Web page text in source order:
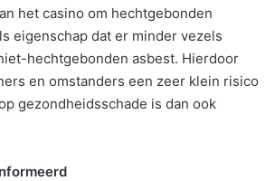
het casino om hechtgebonden
eigenschap dat er minder vezels
hechtgebonden asbest. Hierdoor
en omstanders een zeer klein risico
gezondheidsschade is dan ook